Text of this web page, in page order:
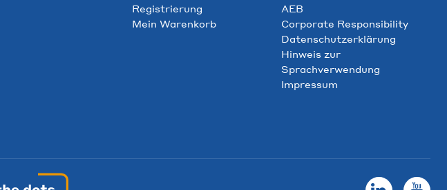
Registrierung
Mein Warenkorb
AEB
Corporate Responsibility
Datenschutzerklärung
Hinweis zur
Sprachverwendung
Impressum